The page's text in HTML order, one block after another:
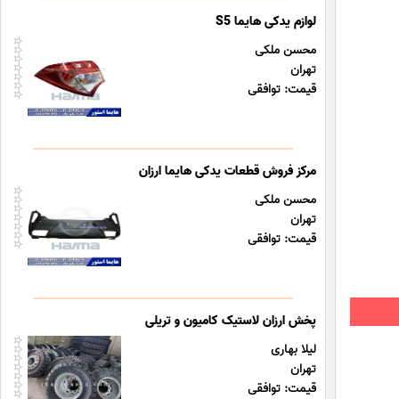
لوازم یدکی هایما S5
محسن ملکی
تهران
قیمت: توافقی
مرکز فروش قطعات یدکی هایما ارزان
محسن ملکی
تهران
قیمت: توافقی
پخش ارزان لاستیک کامیون و تریلی
لیلا بهاری
تهران
قیمت: توافقی